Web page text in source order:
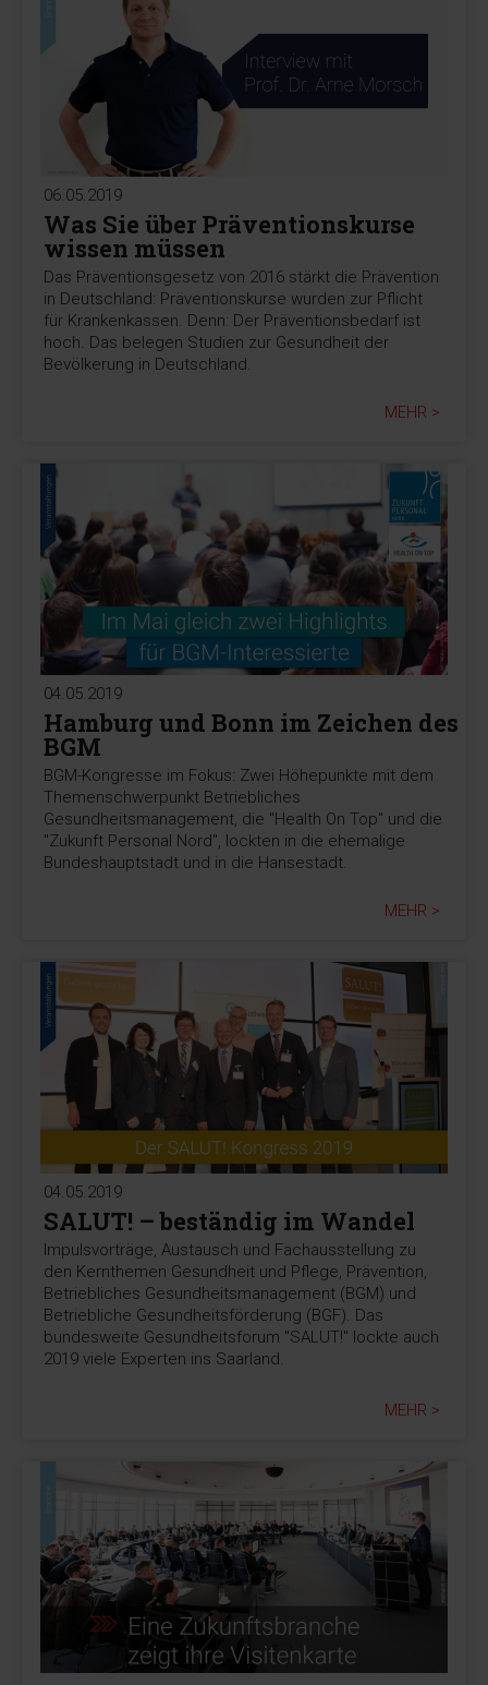
06.05.2019
Was Sie über Präventionskurse
wissen müssen
Das Präventionsgesetz von 2016 stärkt die Prävention
in Deutschland: Präventionskurse wurden zur Pflicht
für Krankenkassen. Denn: Der Präventionsbedarf ist
hoch. Das belegen Studien zur Gesundheit der
Bevölkerung in Deutschland.
MEHR >
04.05.2019
Hamburg und Bonn im Zeichen des
BGM
BGM-Kongresse im Fokus: Zwei Höhepunkte mit dem
Themenschwerpunkt Betriebliches
Gesundheitsmanagement, die "Health On Top" und die
"Zukunft Personal Nord", lockten in die ehemalige
Bundeshauptstadt und in die Hansestadt.
MEHR >
04.05.2019
SALUT! – beständig im Wandel
Impulsvorträge, Austausch und Fachausstellung zu
den Kernthemen Gesundheit und Pflege, Prävention,
Betriebliches Gesundheitsmanagement (BGM) und
Betriebliche Gesundheitsförderung (BGF). Das
bundesweite Gesundheitsforum "SALUT!" lockte auch
2019 viele Experten ins Saarland.
MEHR >